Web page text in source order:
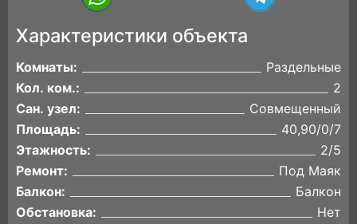
Характеристики объекта
Комнаты:
Раздельные
Кол. ком.:
2
Сан. узел:
Совмещенный
Площадь:
40,90/0/7
Этажность:
2/5
Ремонт:
Под Маяк
Балкон:
Балкон
Обстановка:
Нет